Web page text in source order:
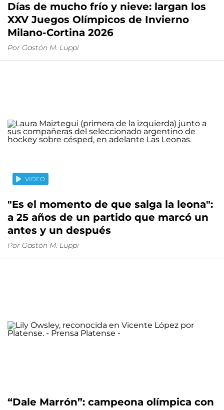
Días de mucho frío y nieve: largan los
XXV Juegos Olímpicos de Invierno
Milano-Cortina 2026
Por Gastón M. Luppi
VIDEO
"Es el momento de que salga la leona":
a 25 años de un partido que marcó un
antes y un después
Por Gastón M. Luppi
“Dale Marrón”: campeona olímpica con